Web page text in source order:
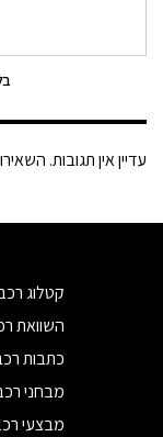
עדיין אין תגובות.
קטלוג
השוואת
כתבות
מבחני
מבצעי